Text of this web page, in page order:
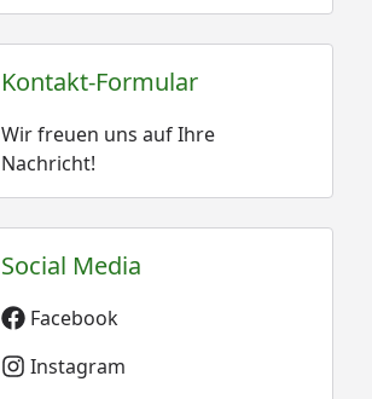
Kontakt-Formular
Wir freuen uns auf Ihre
Nachricht!
Social Media
Facebook
Instagram